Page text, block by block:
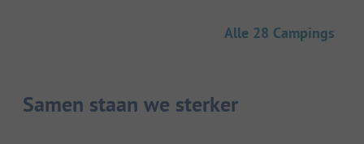
Alle 28 Campings
Samen staan we sterker